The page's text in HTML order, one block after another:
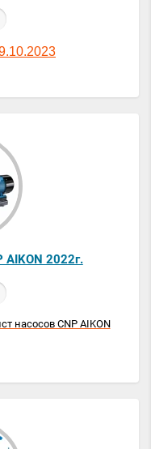
AIKON 2022г.
насосов CNP AIKON